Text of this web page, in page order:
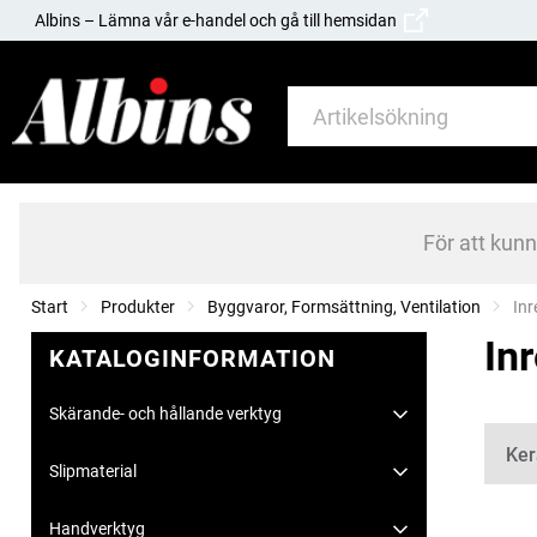
Albins – Lämna vår e-handel och gå till hemsidan
För att
Start Produkter Byggvaror, Formsättning, Ventilation
KATALOGINFORMATION
Skärande- och hållande verktyg
Slipmaterial
Handverktyg